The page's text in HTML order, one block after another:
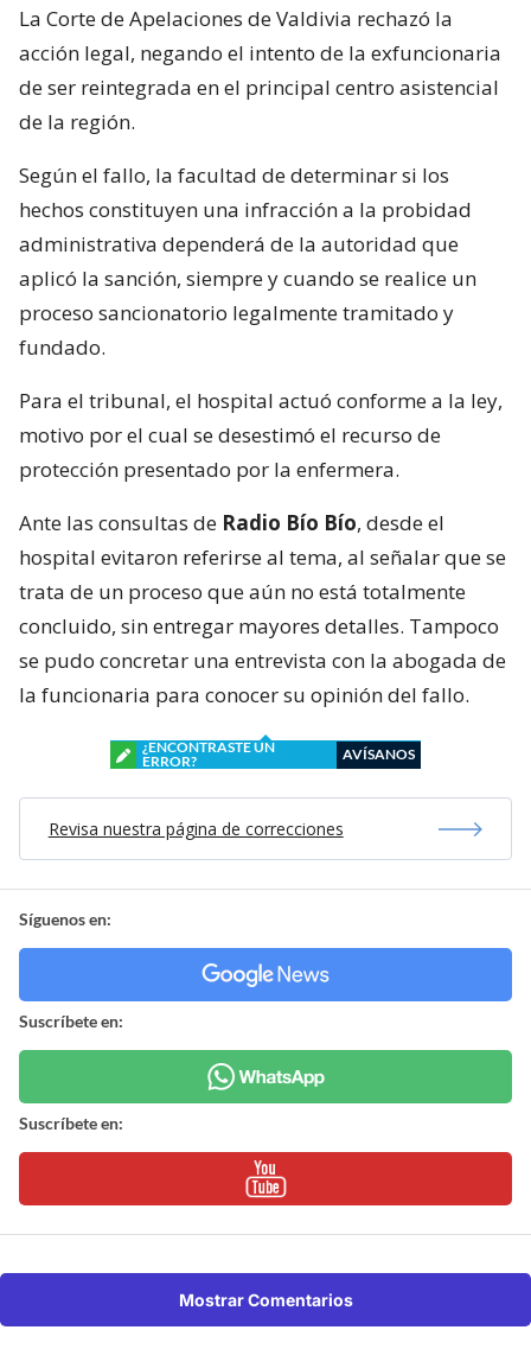
La Corte de Apelaciones de Valdivia rechazó la
acción legal, negando el intento de la exfuncionaria
de ser reintegrada en el principal centro asistencial
de la región.
Según el fallo, la facultad de determinar si los
hechos constituyen una infracción a la probidad
administrativa dependerá de la autoridad que
aplicó la sanción, siempre y cuando se realice un
proceso sancionatorio legalmente tramitado y
fundado.
Para el tribunal, el hospital actuó conforme a la ley,
motivo por el cual se desestimó el recurso de
protección presentado por la enfermera.
Ante las consultas de Radio Bío Bío, desde el
hospital evitaron referirse al tema, al señalar que se
trata de un proceso que aún no está totalmente
concluido, sin entregar mayores detalles. Tampoco
se pudo concretar una entrevista con la abogada de
la funcionaria para conocer su opinión del fallo.
¿ENCONTRASTE UN
ERROR?
AVÍSANOS
Revisa nuestra página de correcciones
Síguenos en:
Suscríbete en:
Suscríbete en:
Mostrar Comentarios